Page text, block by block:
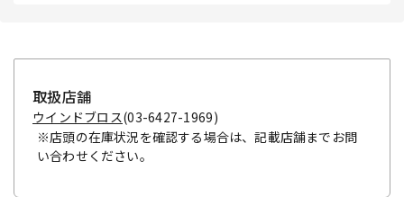
取扱店舗
ウインドブロス(03-6427-1969)
※店頭の在庫状況を確認する場合は、記載店舗までお問
い合わせください。